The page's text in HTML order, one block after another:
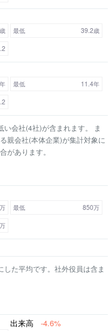
最低
39.2歳
最低
11.4年
会社(4社)が含まれます。 ま
親会社(本体企業)が集計対象に
があります。
最低
850万
た平均です。社外役員は含ま
出来高 -4.6%